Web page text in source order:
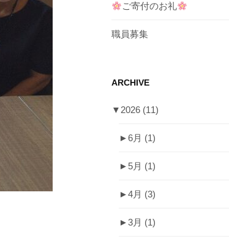
ご寄付のお礼
職員募集
ARCHIVE
▼ 2026 (11)
►6月 (1)
► 5月 (1)
►4月 (3)
►3月 (1)